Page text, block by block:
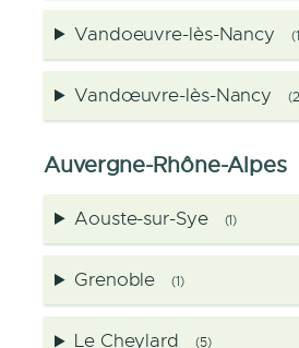
Vandoeuvre-lès-Nancy
Vandœuvre-lès-Nancy
Auvergne-Rhône-Alpes
Aouste-sur-Sye (1)
Grenoble (1)
Le Cheylard (5)